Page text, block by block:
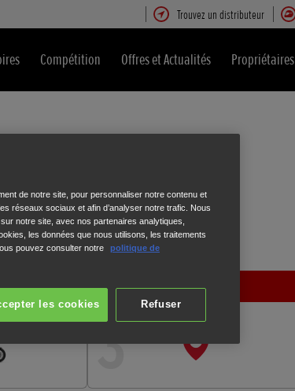
Compétition Offres et Actualités Propriétaires
Trouvez un distributeur
Voscoordonnées
3
de notre site, pour personnaliser notre contenu et
réseaux sociaux et afin d’analyser notre trafic. Nous
notre site, avec nos partenaires analytiques,
les données que nous utilisons, les traitements
pouvez consulter notre
politique de
Refuser
les cookies